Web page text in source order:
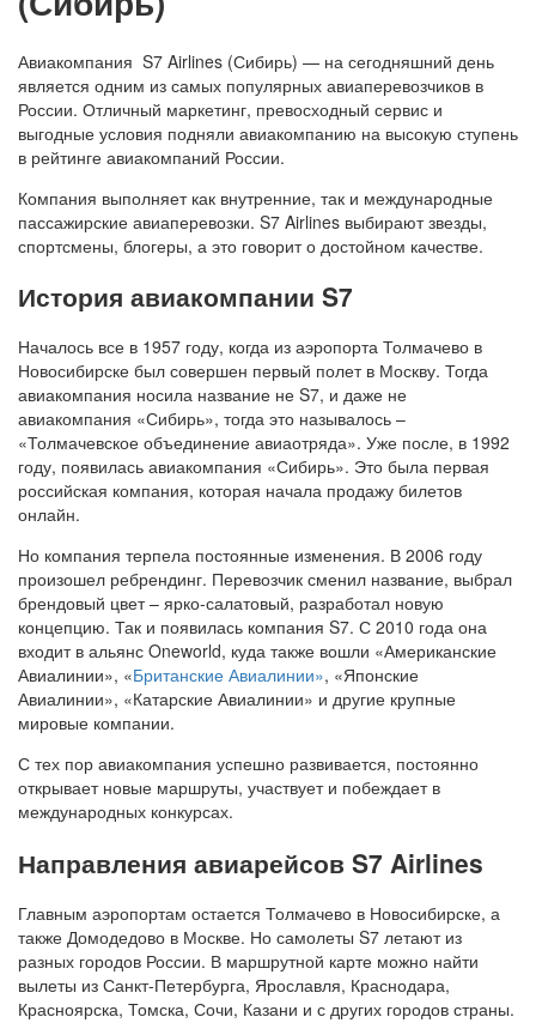
Авиакомпания S7 Airlines (Сибирь) — на сегодняшний день
является одним из самых популярных авиаперевозчиков в
России. Отличный маркетинг, превосходный сервис и
выгодные условия подняли авиакомпанию на высокую ступень
в рейтинге авиакомпаний России.
Компания выполняет как внутренние, так и международные
пассажирские авиаперевозки. S7 Airlines выбирают звезды,
спортсмены, блогеры, а это говорит о достойном качестве.
История авиакомпании S7
Началось все в 1957 году, когда из аэропорта Толмачево в
Новосибирске был совершен первый полет в Москву. Тогда
авиакомпания носила название не S7, и даже не
авиакомпания «Сибирь», тогда это называлось –
«Толмачевское объединение авиаотряда». Уже после, в 1992
году, появилась авиакомпания «Сибирь». Это была первая
российская компания, которая начала продажу билетов
онлайн.
Но компания терпела постоянные изменения. В 2006 году
произошел ребрендинг. Перевозчик сменил название, выбрал
брендовый цвет – ярко-салатовый, разработал новую
концепцию. Так и появилась компания S7. С 2010 года она
входит в альянс Oneworld, куда также вошли «Американские
Авиалинии», «Британские Авиалинии», «Японские
Авиалинии», «Катарские Авиалинии» и другие крупные
мировые компании.
С тех пор авиакомпания успешно развивается, постоянно
открывает новые маршруты, участвует и побеждает в
международных конкурсах.
Направления авиарейсов S7 Airlines
Главным аэропортам остается Толмачево в Новосибирске, а
также Домодедово в Москве. Но самолеты S7 летают из
разных городов России. В маршрутной карте можно найти
вылеты из Санкт-Петербурга, Ярославля, Краснодара,
Красноярска, Томска, Сочи, Казани и с других городов страны.